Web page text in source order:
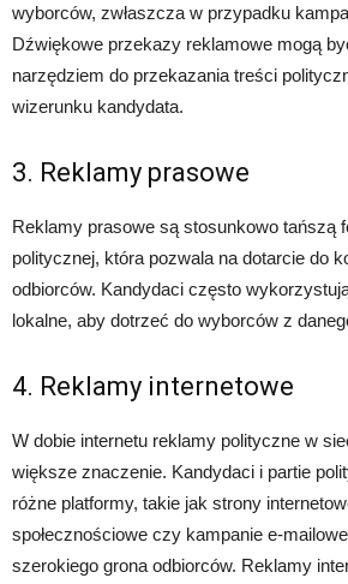
wyborców, zwłaszcza w przypadku
Dźwiękowe przekazy reklamowe mogą
narzędziem do przekazania treści
wizerunku kandydata.
3. Reklamy prasowe
Reklamy prasowe są stosunkowo tańszą
politycznej, która pozwala na dotarcie do
odbiorców. Kandydaci często
lokalne, aby dotrzeć do wyborców z
4. Reklamy internetowe
W dobie internetu reklamy polityczne w
większe znaczenie. Kandydaci i partie
różne platformy, takie jak strony
społecznościowe czy kampanie e-
szerokiego grona odbiorców. Reklamy